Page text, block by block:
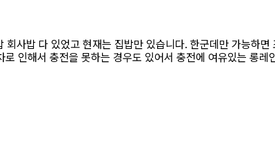
사밥 다 있었고 현재는 집밥만 있습니다. 한군데만 가능하
인해서 충전을 못하는 경우도 있어서 충전에 여유있는 롱레